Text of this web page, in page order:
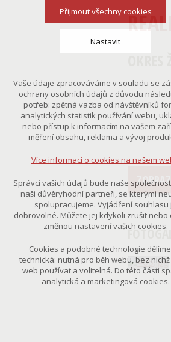
OKRES
Přijmout všechny cookies
Nastavit
nutná pro provozování webu
udržení kontextu stránek (session):
případná přihlášení, volby jazyka,
Volitelná cookies
analytická pro anonymizované
marketingová cookies
Více informací o cookies na našem
Odmítnout vše
Vaše údaje zpracováváme v souladu se
ochrany osobních údajů z důvodu
potřeb: zpětná vazba od návštěvníků
analytických statistik používání webu,
nebo přístup k informacím na vašem
měření obsahu, reklama a vývoj
Více informací o cookies na našem
Správci vašich údajů bude naše
naši důvěryhodní partneři, se kterými
spolupracujeme. Vyjádření souhlasu
dobrovolné. Můžete jej kdykoli zrušit nebo
změnou nastavení vašich cookies.
Cookies a podobné technologie
technická: nutná pro běh webu, bez
web používat a volitelná. Do této části
analytická a marketingová cookies.